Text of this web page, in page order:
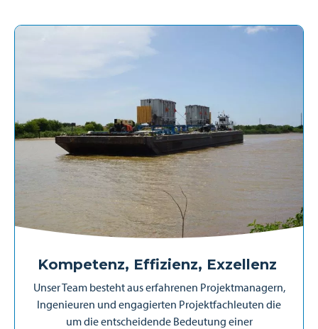
Kompetenz, Effizienz, Exzellenz
Unser Team besteht aus erfahrenen Projektmanagern,
Ingenieuren und engagierten Projektfachleuten die
um die entscheidende Bedeutung einer